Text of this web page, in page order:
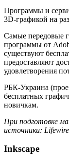
Программы и
3D-графикой на
Самые передовые
программы от
существуют
предоставляют
удовлетворения
РБК-Украина
бесплатных
новичкам.
При подготовке
источники:
Inkscape